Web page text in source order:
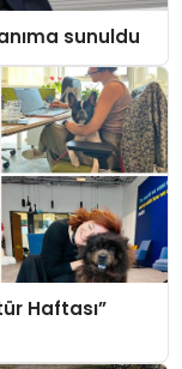
sunuldu
Haftası”